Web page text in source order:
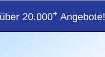
20.000+ Angebote!